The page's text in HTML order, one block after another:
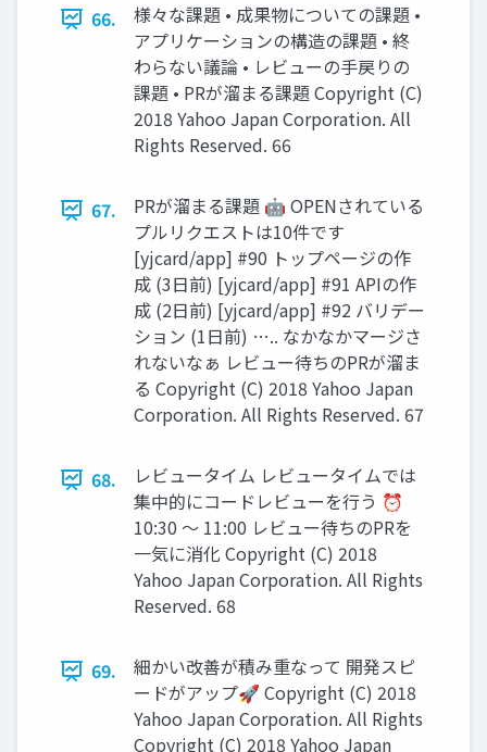
66.
様々な課題 • 成果物についての課題 •
アプリケーションの構造の課題 • 終
わらない議論 • レビューの手戻りの
課題 • PRが溜まる課題 Copyright (C)
2018 Yahoo Japan Corporation. All
Rights Reserved. 66
67.
PRが溜まる課題 🤖 OPENされている
プルリクエストは10件です
[yjcard/app] #90 トップページの作
成 (3日前) [yjcard/app] #91 APIの作
成 (2日前) [yjcard/app] #92 バリデー
ション (1日前) ….. なかなかマージさ
れないなぁ レビュー待ちのPRが溜ま
る Copyright (C) 2018 Yahoo Japan
Corporation. All Rights Reserved. 67
68.
レビュータイム レビュータイムでは
集中的にコードレビューを行う ⏰
10:30 〜 11:00 レビュー待ちのPRを
一気に消化 Copyright (C) 2018
Yahoo Japan Corporation. All Rights
Reserved. 68
69.
細かい改善が積み重なって 開発スピ
ードがアップ🚀 Copyright (C) 2018
Yahoo Japan Corporation. All Rights
Copyright (C) 2018 Yahoo Japan